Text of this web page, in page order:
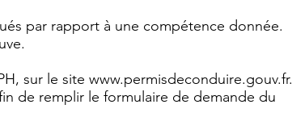
par rapport à une compétence donnée.
sur le site www.permisdeconduire.gouv.fr.
de remplir le formulaire de demande du